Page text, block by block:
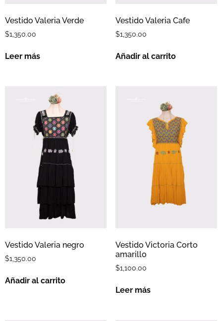
Vestido Valeria Verde
$1,350.00
Leer más
Vestido Valeria Cafe
$1,350.00
Añadir al carrito
Vestido Valeria negro
$1,350.00
Añadir al carrito
Vestido Victoria Corto
amarillo
$1,100.00
Leer más